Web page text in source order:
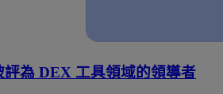
評為 DEX 工具領域的領導者